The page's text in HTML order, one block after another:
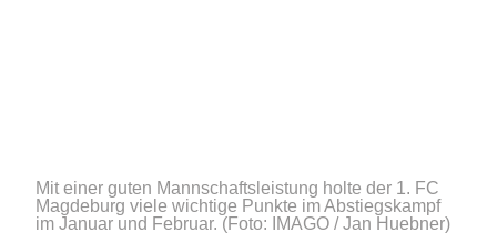
Mit einer guten Mannschaftsleistung holte der 1. FC
Magdeburg viele wichtige Punkte im Abstiegskampf
im Januar und Februar. (Foto: IMAGO / Jan Huebner)